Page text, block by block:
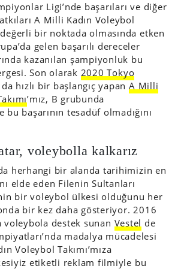
Ligi’nde başarıları ve diğer
A Milli Kadın Voleybol
değerli bir noktada olmasında etken
gelen başarılı dereceler
kazanılan şampiyonluk bu
Son olarak 2020 Tokyo
da hızlı bir başlangıç yapanA Milli
’mız, B grubunda
başarının tesadüf olmadığını
voleybolla kalkarız
herhangi bir alanda tarihimizin en
elde eden Filenin Sultanları
bir voleybol ülkesi olduğunu her
bir kez daha gösteriyor. 2016
voleybola destek sunan Vestel de
madalya mücadelesi
Voleybol Takımı’mıza
etiketli reklam filmiyle bu